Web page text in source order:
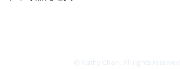
© Kathy Chan. All rights reserved.